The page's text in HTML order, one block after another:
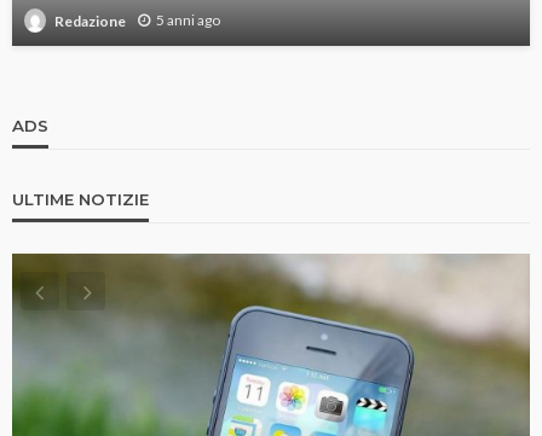
Redazione 5 anni ago
ADS
ULTIME NOTIZIE